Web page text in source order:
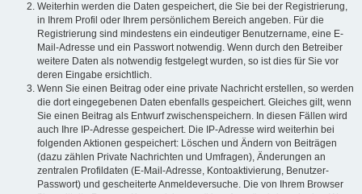
Weiterhin werden die Daten gespeichert, die Sie bei der Registrierung,
in Ihrem Profil oder Ihrem persönlichem Bereich angeben. Für die
Registrierung sind mindestens ein eindeutiger Benutzername, eine E-
Mail-Adresse und ein Passwort notwendig. Wenn durch den Betreiber
weitere Daten als notwendig festgelegt wurden, so ist dies für Sie vor
deren Eingabe ersichtlich.
Wenn Sie einen Beitrag oder eine private Nachricht erstellen, so werden
die dort eingegebenen Daten ebenfalls gespeichert. Gleiches gilt, wenn
Sie einen Beitrag als Entwurf zwischenspeichern. In diesen Fällen wird
auch Ihre IP-Adresse gespeichert. Die IP-Adresse wird weiterhin bei
folgenden Aktionen gespeichert: Löschen und Ändern von Beiträgen
(dazu zählen Private Nachrichten und Umfragen), Änderungen an
zentralen Profildaten (E-Mail-Adresse, Kontoaktivierung, Benutzer-
Passwort) und gescheiterte Anmeldeversuche. Die von Ihrem Browser